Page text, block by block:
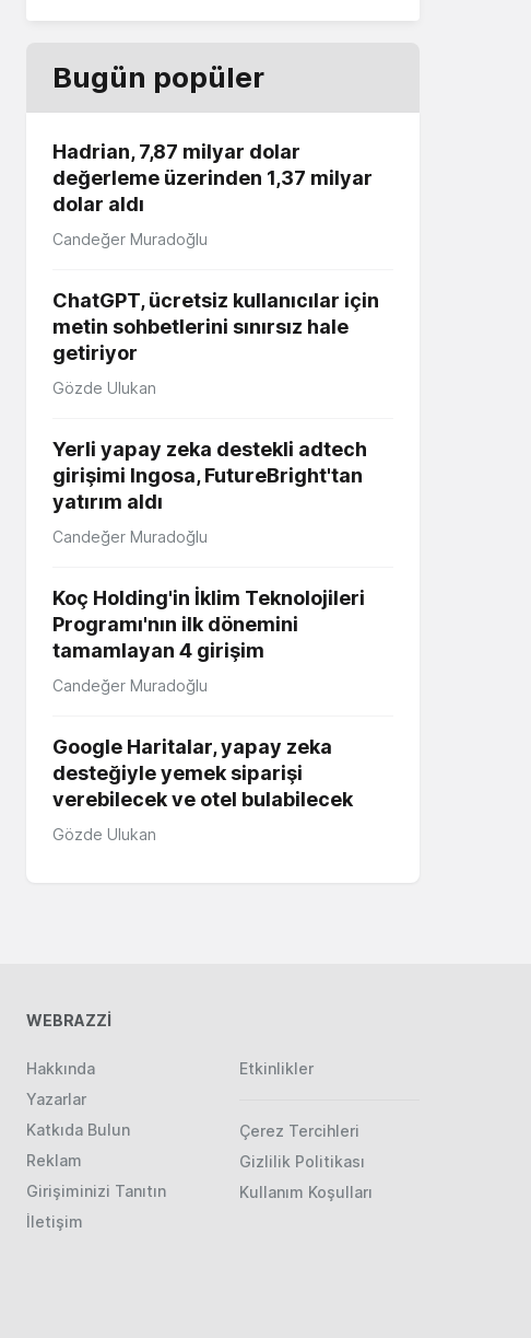
Bugün popüler
Hadrian, 7,87 milyar dolar
değerleme üzerinden 1,37 milyar
dolar aldı
Candeğer Muradoğlu
ChatGPT, ücretsiz kullanıcılar için
metin sohbetlerini sınırsız hale
getiriyor
Gözde Ulukan
Yerli yapay zeka destekli adtech
girişimi Ingosa, FutureBright'tan
yatırım aldı
Candeğer Muradoğlu
Koç Holding'in İklim Teknolojileri
Programı'nın ilk dönemini
tamamlayan 4 girişim
Candeğer Muradoğlu
Google Haritalar, yapay zeka
desteğiyle yemek siparişi
verebilecek ve otel bulabilecek
Gözde Ulukan
WEBRAZZİ
Hakkında
Yazarlar
Katkıda Bulun
Reklam
Girişiminizi Tanıtın
İletişim
Etkinlikler
Çerez Tercihleri
Gizlilik Politikası
Kullanım Koşulları